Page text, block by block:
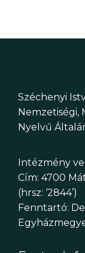
Széchenyi
Nemzetiségi,
Nyelvű
Intézmény
Cím: 4700
(hrsz: ‘2844’)
Fenntartó: